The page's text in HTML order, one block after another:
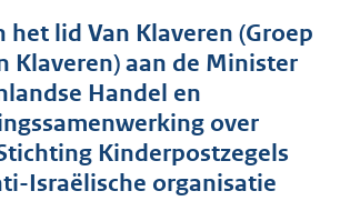
n
d
s
g
r
o
o
t
het lid Van Klaveren (Groep
Klaveren) aan de Minister
Handel en
over
Kinderpostzegels
Israëlische organisatie